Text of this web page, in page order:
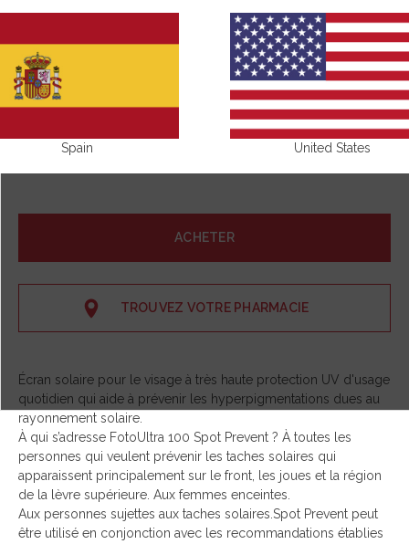
ACHETER
TROUVEZ VOTRE PHARMACIE
Écran solaire pour le visage à très haute protection UV d'usage
quotidien qui aide à prévenir les hyperpigmentations dues au
rayonnement solaire.
À qui s’adresse FotoUltra 100 Spot Prevent ? À toutes les
personnes qui veulent prévenir les taches solaires qui
apparaissent principalement sur le front, les joues et la région
de la lèvre supérieure. Aux femmes enceintes.
Aux personnes sujettes aux taches solaires.Spot Prevent peut
être utilisé en conjonction avec les recommandations établies
Spain United States